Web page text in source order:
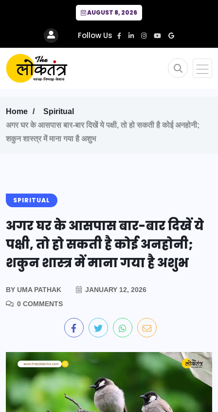
AUGUST 8, 2026
Follow Us
Home
Spiritual
अगर घर के आसपास बार-बार दिखें ये पक्षी, तो हो सकती है कोई अनहोनी;
शकुन शास्त्र में माना गया है अशुभ
SPIRITUAL
अगर घर के आसपास बार-बार दिखें ये
पक्षी, तो हो सकती है कोई अनहोनी;
शकुन शास्त्र में माना गया है अशुभ
BY UMA PATHAK
JANUARY 12, 2026
0 COMMENTS